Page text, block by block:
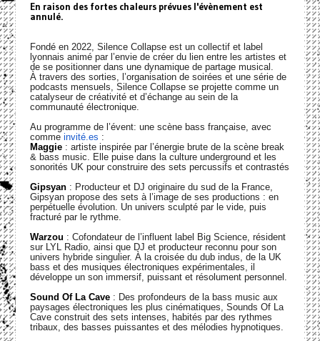
En raison des fortes chaleurs prévues l'évènement est
annulé.
Fondé en 2022, Silence Collapse est un collectif et label
lyonnais animé par l’envie de créer du lien entre les artistes et
de se positionner dans une dynamique de partage musical.
À travers des sorties, l’organisation de soirées et une série de
podcasts mensuels, Silence Collapse se projette comme un
catalyseur de créativité et d’échange au sein de la
communauté électronique.
Au programme de l’évent: une scène bass française, avec
comme invité.es :
Maggie : artiste inspirée par l’énergie brute de la scène break
& bass music. Elle puise dans la culture underground et les
sonorités UK pour construire des sets percussifs et contrastés
Gipsyan: Producteur et DJ originaire du sud de la France,
Gipsyan propose des sets à l’image de ses productions : en
perpétuelle évolution. Un univers sculpté par le vide, puis
fracturé par le rythme.
Warzou : Cofondateur de l’influent label Big Science, résident
sur LYL Radio, ainsi que DJ et producteur reconnu pour son
univers hybride singulier. À la croisée du dub indus, de la UK
bass et des musiques électroniques expérimentales, il
développe un son immersif, puissant et résolument personnel.
Sound Of La Cave : Des profondeurs de la bass music aux
paysages électroniques les plus cinématiques, Sounds Of La
Cave construit des sets intenses, habités par des rythmes
tribaux, des basses puissantes et des mélodies hypnotiques.